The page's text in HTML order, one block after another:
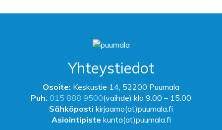
Yhteystiedot
Osoite: Keskustie 14, 52200 Puumala
Puh. 015 888 9500(vaihde) klo 9.00 – 15.00
Sähköposti kirjaamo(at)puumala.fi
Asiointipiste kunta(at)puumala.fi